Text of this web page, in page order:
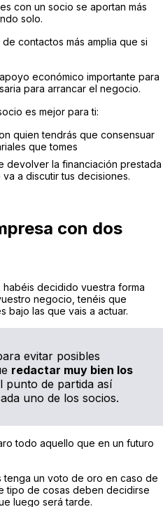
con un socio se aportan más
solo.
contactos más amplia que si
económico importante para
para arrancar el negocio.
es mejor para ti:
quien tendrás que consensuar
que tomes
devolver la financiación prestada
a discutir tus decisiones.
con dos
decidido vuestra forma
negocio, tenéis que
bajo las que vais a actuar.
evitar posibles
redactar muy bien los
punto de partida así
uno de los socios.
todo aquello que en un futuro
un voto de oro en caso de
tipo de cosas deben decidirse
luego será tarde.